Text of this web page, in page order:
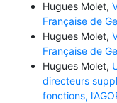
Hugues Molet,
Française de
Hugues Molet,
Française de
Hugues Molet,
directeurs
fonctions,